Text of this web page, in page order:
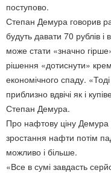
поступово.
Степан Демура говорив
будуть давати 70 рублів і
може стати «значно
рішення «дотиснути»
економічного спаду.
приблизно вдвічі як і
Степан Демура.
Про нафтову ціну Демура
зростання нафти потім
можливо і більше.
«Все в сумі завдасть